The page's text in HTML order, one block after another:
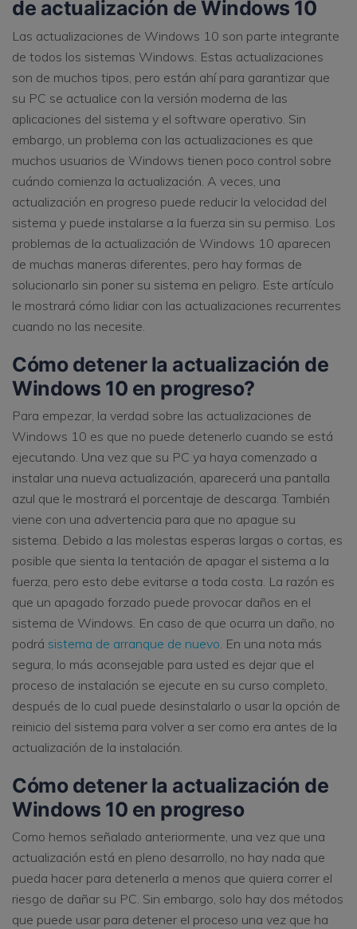
de actualización de Windows 10
Las actualizaciones de Windows 10 son parte integrante
de todos los sistemas Windows. Estas actualizaciones
son de muchos tipos, pero están ahí para garantizar que
su PC se actualice con la versión moderna de las
aplicaciones del sistema y el software operativo. Sin
embargo, un problema con las actualizaciones es que
muchos usuarios de Windows tienen poco control sobre
cuándo comienza la actualización. A veces, una
actualización en progreso puede reducir la velocidad del
sistema y puede instalarse a la fuerza sin su permiso. Los
problemas de la actualización de Windows 10 aparecen
de muchas maneras diferentes, pero hay formas de
solucionarlo sin poner su sistema en peligro. Este artículo
le mostrará cómo lidiar con las actualizaciones recurrentes
cuando no las necesite.
Cómo detener la actualización de
Windows 10 en progreso?
Para empezar, la verdad sobre las actualizaciones de
Windows 10 es que no puede detenerlo cuando se está
ejecutando. Una vez que su PC ya haya comenzado a
instalar una nueva actualización, aparecerá una pantalla
azul que le mostrará el porcentaje de descarga. También
viene con una advertencia para que no apague su
sistema. Debido a las molestas esperas largas o cortas, es
posible que sienta la tentación de apagar el sistema a la
fuerza, pero esto debe evitarse a toda costa. La razón es
que un apagado forzado puede provocar daños en el
sistema de Windows. En caso de que ocurra un daño, no
podrá sistema de arranque de nuevo . En una nota más
segura, lo más aconsejable para usted es dejar que el
proceso de instalación se ejecute en su curso completo,
después de lo cual puede desinstalarlo o usar la opción de
reinicio del sistema para volver a ser como era antes de la
actualización de la instalación.
Cómo detener la actualización de
Windows 10 en progreso
Como hemos señalado anteriormente, una vez que una
actualización está en pleno desarrollo, no hay nada que
pueda hacer para detenerla a menos que quiera correr el
riesgo de dañar su PC. Sin embargo, solo hay dos métodos
que puede usar para detener el proceso una vez que ha